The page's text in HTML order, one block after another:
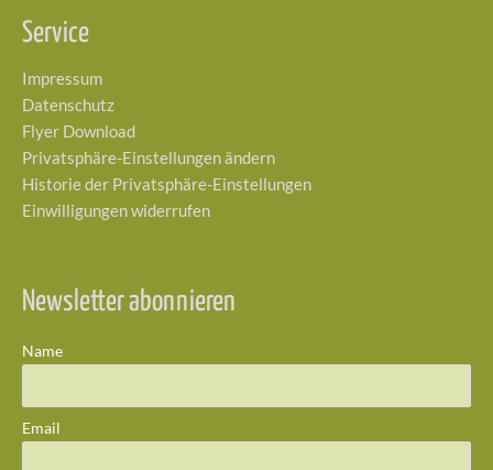
Service
Impressum
Datenschutz
Flyer Download
Privatsphäre-Einstellungen ändern
Historie der Privatsphäre-Einstellungen
Einwilligungen widerrufen
Newsletter abonnieren
Name
Email